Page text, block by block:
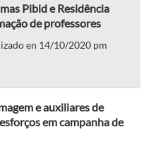
Pibid e Residência
de professores
en 14/10/2020 pm
e auxiliares de
em campanha de